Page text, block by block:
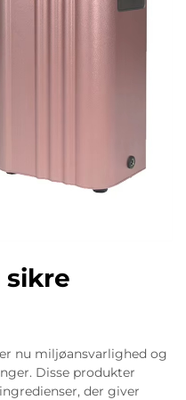
sikre
nu miljøansvarlighed og
Disse produkter
der giver